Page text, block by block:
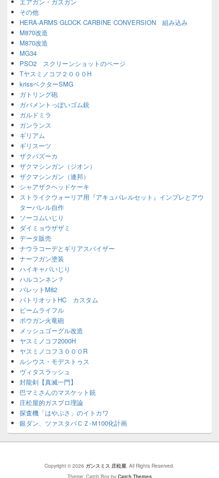
その他
HERA-ARMS GLOCK CARBINE CONVERSION 組み込み
M870改造
M870改造
MG34
PSO2 スクリーンショットのページ
Tヤスミノコフ２０００H
krissベクターSMG
ガトリング砲
ガバメントっぽいゴム銃
ガルドミラ
ガンランス
ギリアム
ギリスーツ
ザクバズーカ
ザクマシンガン（ジオン）
ザクマシンガン（連邦）
シャアザクヘッドケーキ
ストライクウォーリア用『アキュバレルセット』インプレとアウ
ターバレル自作
ソーコムいじり
ダイミョウザザミ
データ販売
ナウラコーデとギリアスバイザー
ナーフガン塗装
ハイキャパいじり
ハルコンネン？
バレットM82
パトリオットHC カスタム
ビームライフル
ボウガン火竜砲
メッシュゴーグル改造
ヤスミノコフ2000H
ヤスミノコフ３０００R
ルシウス・モデストゥス
ヴィタスラッシュ
封龍剣【真滅一門】
巴マミさんのマスケット銃
庄松屋的ガスブロ理論
探査機「はやぶさ」のイトカワ
銀ダン、ツァスタバＣＺ-Ｍ100化計画
Copyright © 2026 ガンスミス 庄松屋. All Rights Reserved.
Theme: Catch Box by Catch Themes